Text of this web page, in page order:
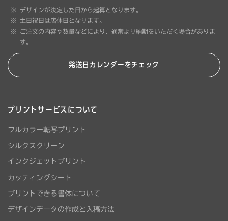
デザインが決定した日から起算となります。
土日祝日は店休日となります。
ご注文の内容や数量などにより、通常より納期をいただく場合がありま
す。
発送日カレンダーをチェック
プリントサービスについて
フルカラー転写プリント
シルクスクリーン
インクジェットプリント
カッティングシート
プリントできる書体について
デザインデータの作成と入稿方法